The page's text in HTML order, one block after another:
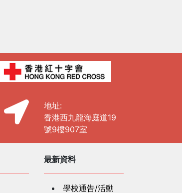
地址:
香港西九龍海庭道19
號9樓907室
最新資料
學校通告/活動